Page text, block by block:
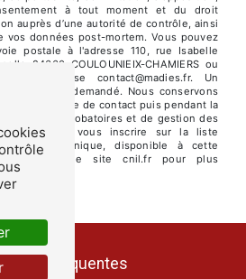
à tout moment et du droit
auprès d’une autorité de contrôle, ainsi
vos données post-mortem. Vous pouvez
postale à l'adresse 110, rue Isabelle
24660 COULOUNIEIX-CHAMIERS ou
à l'adresse contact@madies.fr. Un
vous être demandé. Nous conservons
de prise de contact puis pendant la
aux fins probatoires et de gestion des
le droit de vous inscrire sur la liste
téléphonique, disponible à cette
. Consultez le site cnil.fr pour plus
fréquentes